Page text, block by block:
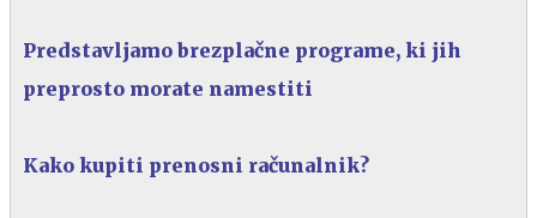
Predstavljamo brezplačne programe, ki jih
preprosto morate namestiti
Kako kupiti prenosni računalnik?